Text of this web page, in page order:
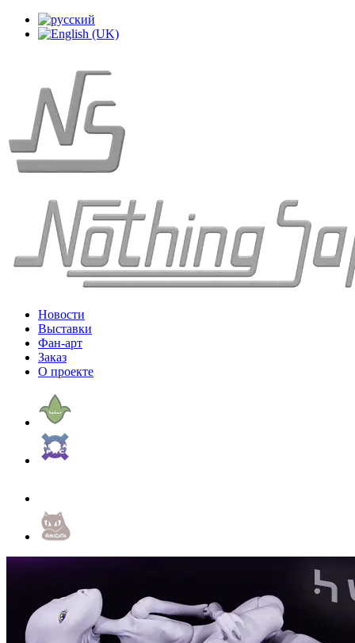
Новости
Выставки
Фан-арт
Заказ
О проекте